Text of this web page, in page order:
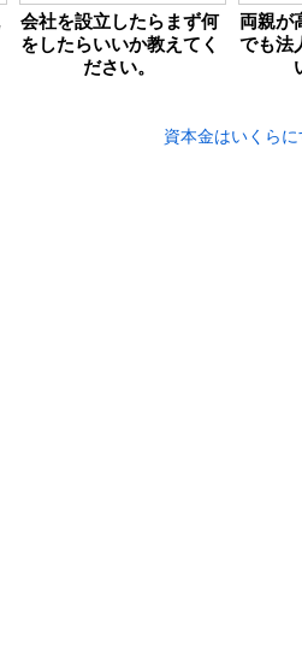
会社を設立したらまず何
をしたらいいか教えてく
ださい。
両親が
でも法
資本金はいくら